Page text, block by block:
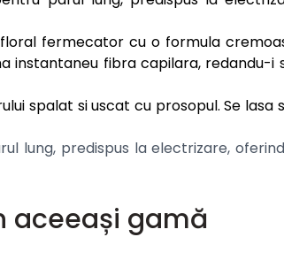
fermecator cu o formula
instantaneu fibra capilara, redandu-
spalat si uscat cu prosopul. Se
lung, predispus la electrizare,
aceeași gamă